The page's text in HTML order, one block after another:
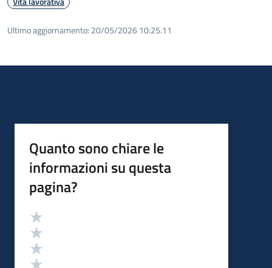
Ultimo aggiornamento: 20/05/2026 10:25.11
Quanto sono chiare le
informazioni su questa
pagina?
Valutazione